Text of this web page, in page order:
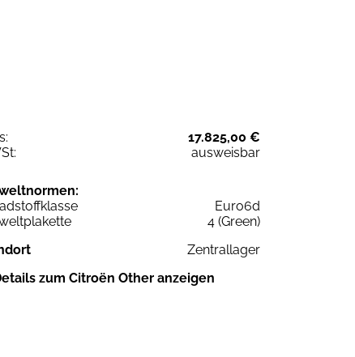
17.825,00 €
ausweisbar
Euro6d
4 (Green)
Zentrallager
zum Citroën Other anzeigen